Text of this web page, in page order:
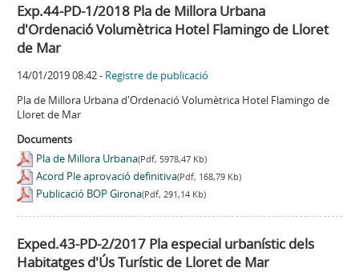
Exp.44-PD-1/2018 Pla de Millora Urbana
d'Ordenació Volumètrica Hotel Flamingo de Lloret
de Mar
14/01/2019 08:42- Registre de publicació
Pla de Millora Urbana d'Ordenació Volumètrica Hotel Flamingo de
Lloret de Mar
Documents
Pla de Millora Urbana(Pdf, 5978,47 Kb)
Acord Ple aprovació definitiva(Pdf, 168,79 Kb)
Publicació BOP Girona(Pdf, 291,14 Kb)
Exped.43-PD-2/2017 Pla especial urbanístic dels
Habitatges d'Ús Turístic de Lloret de Mar